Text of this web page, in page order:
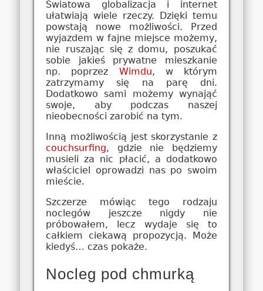
Światowa globalizacja i internet
ułatwiają wiele rzeczy. Dzięki temu
powstają nowe możliwości. Przed
wyjazdem w fajne miejsce możemy,
nie ruszając się z domu, poszukać
sobie jakieś prywatne mieszkanie
np. poprzez Wimdu, w którym
zatrzymamy się na parę dni.
Dodatkowo sami możemy wynająć
swoje, aby podczas naszej
nieobecności zarobić na tym.
Inną możliwością jest skorzystanie z
couchsurfing, gdzie nie będziemy
musieli za nic płacić, a dodatkowo
właściciel oprowadzi nas po swoim
mieście.
Szczerze mówiąc tego rodzaju
noclegów jeszcze nigdy nie
próbowałem, lecz wydaje się to
całkiem ciekawą propozycją. Może
kiedyś… czas pokaże.
Nocleg pod chmurką